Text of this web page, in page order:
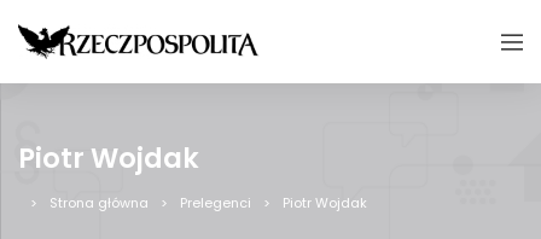
Piotr Wojdak
Strona główna Prelegenci Piotr Wojdak